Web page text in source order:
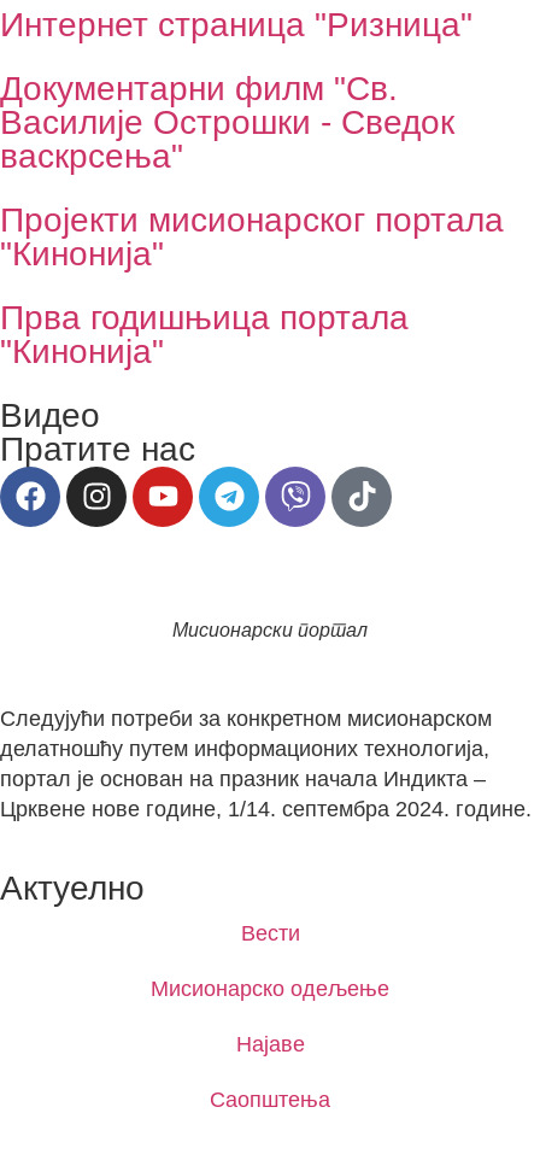
Интернет страница "Ризница"
Документарни филм "Св.
Василије Острошки - Сведок
васкрсења"
Пројекти мисионарског портала
"Кинонија"
Прва годишњица портала
"Кинонија"
Видео
Пратите нас
Мисионарски портал
Следујући потреби за конкретном мисионарском
делатношћу путем информационих технологија,
портал је основан на празник начала Индикта –
Црквене нове године, 1/14. септембра 2024. године.
Актуелно
Вести
Мисионарско одељење
Најаве
Саопштења